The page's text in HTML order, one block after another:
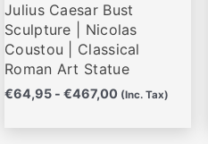
Julius Caesar Bust
Sculpture | Nicolas
Coustou | Classical
Roman Art Statue
€64,95 - €467,00 (Inc. Tax)
en
la
página
de
producto